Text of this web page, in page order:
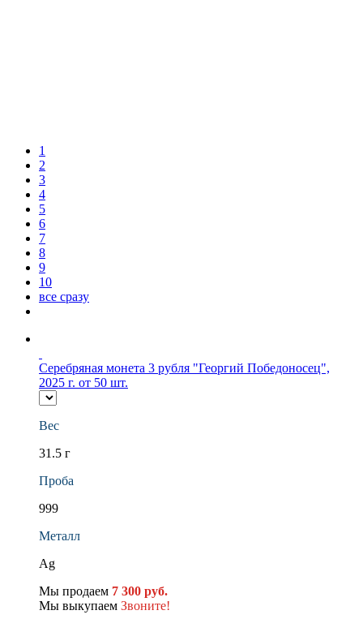
1
2
3
4
5
6
7
8
9
10
все сразу
Серебряная монета 3 рубля "Георгий Победоносец",
2025 г. от 50 шт.
Вес
31.5 г
Проба
999
Металл
Ag
Мы продаем 7 300 руб.
Мы выкупаем Звоните!